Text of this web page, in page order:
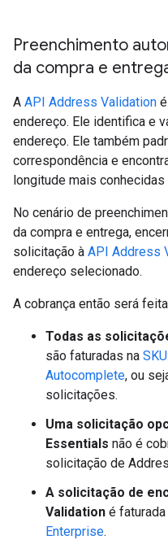
Preenchimento
da compra e
A API Address Validation
endereço. Ele identifica e
endereço. Ele também
correspondência e
longitude mais conhecidas
No cenário de
da compra e entrega,
solicitação à API Address
endereço selecionado.
A cobrança então será
Todas as
são faturadas na
Autocomplete, ou
solicitações.
Uma solicitação
Essentials não é
solicitação de
A solicitação de
Validation é faturada
Enterprise.